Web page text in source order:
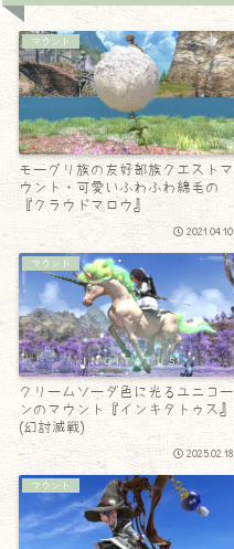
マウント
モーグリ族の友好部族クエストマ
ウント・可愛いふわふわ綿毛の
『クラウドマロウ』
2021.04.10
マウント
クリームソーダ色に光るユニコー
ンのマウント『インキタトゥス』
(幻討滅戦)
2025.02.18
マウント